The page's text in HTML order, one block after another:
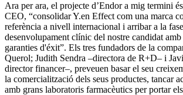
Ara per ara, el projecte d’Endor a mig termini
CEO, “consolidar Y.en Effect com una marca
referència a nivell internacional i arribar a la
desenvolupament clínic del nostre candidat
garanties d'éxit”. Els tres fundadors de la
Querol; Judith Sendra –directora de R+D– i
director financer–, preveuen basar el seu
la comercialització dels seus productes, tancar
amb grans laboratoris farmacèutics per portar